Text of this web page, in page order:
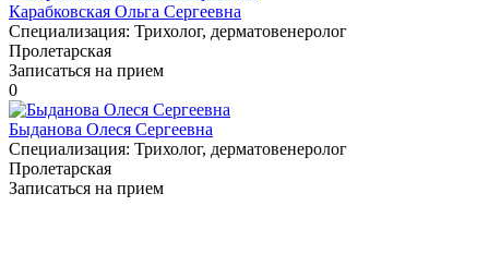
Карабковская Ольга Сергеевна
Специализация: Трихолог, дерматовенеролог
Пролетарская
Записаться на прием
0
Быданова Олеся Сергеевна
Специализация: Трихолог, дерматовенеролог
Пролетарская
Записаться на прием